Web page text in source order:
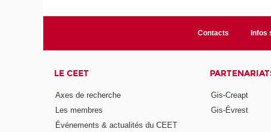
Contacts Infos
LE CEET
Axes de recherche
Les membres
Événements & actualités du CEET
Gis-Creapt
Gis-Évrest